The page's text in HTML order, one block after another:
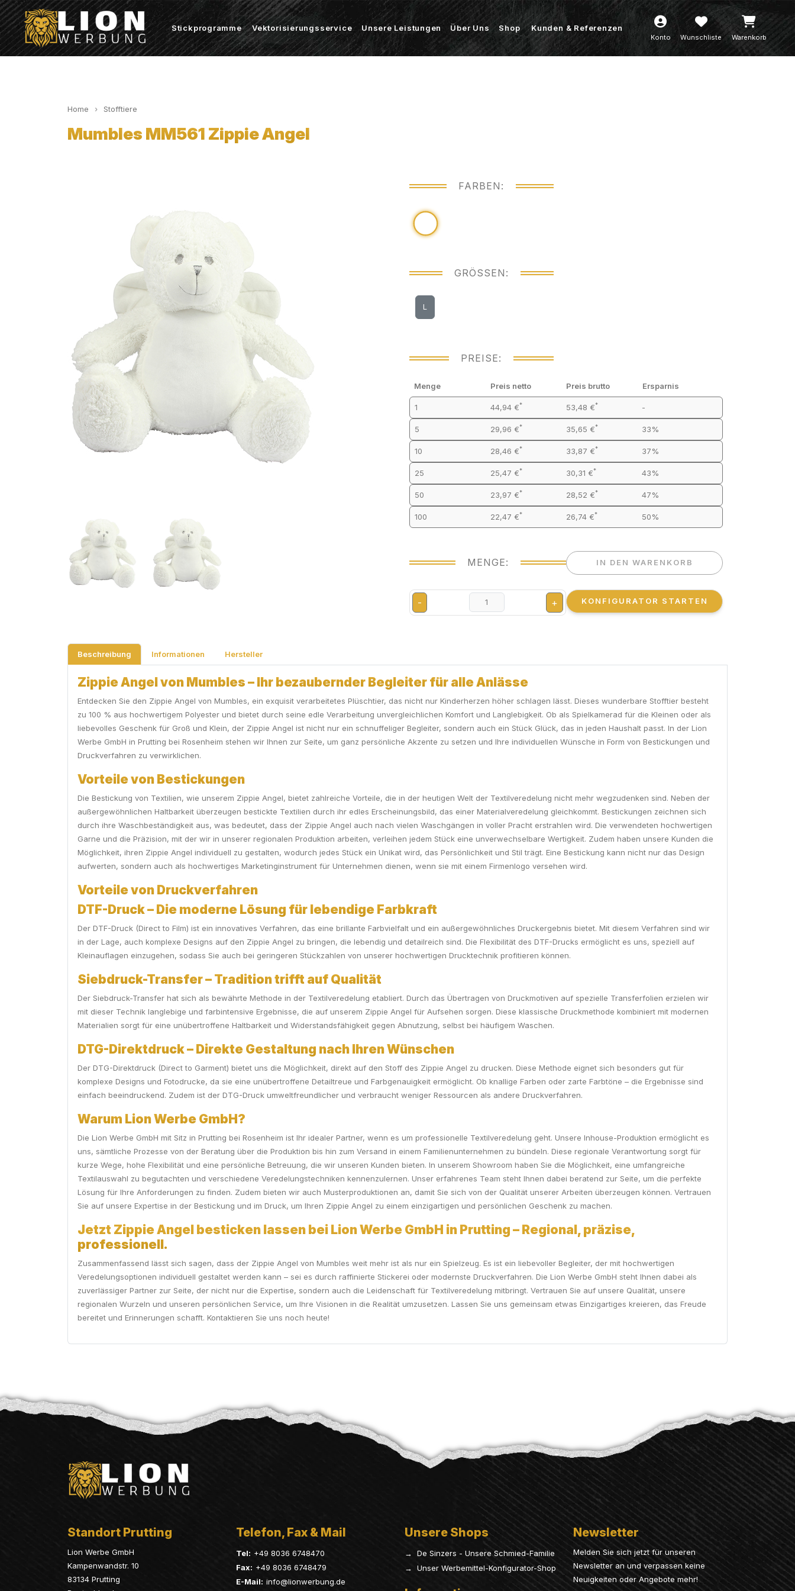
Stickprogramme Vektorisierungsservice Unsere Leistungen Über Uns Shop Kunden & Referenzen
Konto Wunschliste Warenkorb
Home Stofftiere
Mumbles MM561 Zippie Angel
FARBEN:
GRÖSSEN:
L
PREISE:
Menge Preis netto Preis brutto Ersparnis
1 44,94 €* 53,48 €* -
5 29,96 €* 35,65 €* 33%
10 28,46 €* 33,87 €* 37%
25 25,47 €* 30,31 €* 43%
50 23,97 €* 28,52 €* 47%
100 22,47 €* 26,74 €* 50%
MENGE:
- +
IN DEN WARENKORB
KONFIGURATOR STARTEN
Beschreibung Informationen Hersteller
Zippie Angel von Mumbles – Ihr bezaubernder Begleiter für alle Anlässe
Entdecken Sie den Zippie Angel von Mumbles, ein exquisit verarbeitetes Plüschtier, das nicht nur Kinderherzen höher schlagen lässt. Dieses wunderbare Stofftier besteht
zu 100 % aus hochwertigem Polyester und bietet durch seine edle Verarbeitung unvergleichlichen Komfort und Langlebigkeit. Ob als Spielkamerad für die Kleinen oder als
liebevolles Geschenk für Groß und Klein, der Zippie Angel ist nicht nur ein schnuffeliger Begleiter, sondern auch ein Stück Glück, das in jeden Haushalt passt. In der Lion
Werbe GmbH in Prutting bei Rosenheim stehen wir Ihnen zur Seite, um ganz persönliche Akzente zu setzen und Ihre individuellen Wünsche in Form von Bestickungen und
Druckverfahren zu verwirklichen.
Vorteile von Bestickungen
Die Bestickung von Textilien, wie unserem Zippie Angel, bietet zahlreiche Vorteile, die in der heutigen Welt der Textilveredelung nicht mehr wegzudenken sind. Neben der
außergewöhnlichen Haltbarkeit überzeugen bestickte Textilien durch ihr edles Erscheinungsbild, das einer Materialveredelung gleichkommt. Bestickungen zeichnen sich
durch ihre Waschbeständigkeit aus, was bedeutet, dass der Zippie Angel auch nach vielen Waschgängen in voller Pracht erstrahlen wird. Die verwendeten hochwertigen
Garne und die Präzision, mit der wir in unserer regionalen Produktion arbeiten, verleihen jedem Stück eine unverwechselbare Wertigkeit. Zudem haben unsere Kunden die
Möglichkeit, ihren Zippie Angel individuell zu gestalten, wodurch jedes Stück ein Unikat wird, das Persönlichkeit und Stil trägt. Eine Bestickung kann nicht nur das Design
aufwerten, sondern auch als hochwertiges Marketinginstrument für Unternehmen dienen, wenn sie mit einem Firmenlogo versehen wird.
Vorteile von Druckverfahren
DTF-Druck – Die moderne Lösung für lebendige Farbkraft
Der DTF-Druck (Direct to Film) ist ein innovatives Verfahren, das eine brillante Farbvielfalt und ein außergewöhnliches Druckergebnis bietet. Mit diesem Verfahren sind wir
in der Lage, auch komplexe Designs auf den Zippie Angel zu bringen, die lebendig und detailreich sind. Die Flexibilität des DTF-Drucks ermöglicht es uns, speziell auf
Kleinauflagen einzugehen, sodass Sie auch bei geringeren Stückzahlen von unserer hochwertigen Drucktechnik profitieren können.
Siebdruck-Transfer – Tradition trifft auf Qualität
Der Siebdruck-Transfer hat sich als bewährte Methode in der Textilveredelung etabliert. Durch das Übertragen von Druckmotiven auf spezielle Transferfolien erzielen wir
mit dieser Technik langlebige und farbintensive Ergebnisse, die auf unserem Zippie Angel für Aufsehen sorgen. Diese klassische Druckmethode kombiniert mit modernen
Materialien sorgt für eine unübertroffene Haltbarkeit und Widerstandsfähigkeit gegen Abnutzung, selbst bei häufigem Waschen.
DTG-Direktdruck – Direkte Gestaltung nach Ihren Wünschen
Der DTG-Direktdruck (Direct to Garment) bietet uns die Möglichkeit, direkt auf den Stoff des Zippie Angel zu drucken. Diese Methode eignet sich besonders gut für
komplexe Designs und Fotodrucke, da sie eine unübertroffene Detailtreue und Farbgenauigkeit ermöglicht. Ob knallige Farben oder zarte Farbtöne – die Ergebnisse sind
einfach beeindruckend. Zudem ist der DTG-Druck umweltfreundlicher und verbraucht weniger Ressourcen als andere Druckverfahren.
Warum Lion Werbe GmbH?
Die Lion Werbe GmbH mit Sitz in Prutting bei Rosenheim ist Ihr idealer Partner, wenn es um professionelle Textilveredelung geht. Unsere Inhouse-Produktion ermöglicht es
uns, sämtliche Prozesse von der Beratung über die Produktion bis hin zum Versand in einem Familienunternehmen zu bündeln. Diese regionale Verantwortung sorgt für
kurze Wege, hohe Flexibilität und eine persönliche Betreuung, die wir unseren Kunden bieten. In unserem Showroom haben Sie die Möglichkeit, eine umfangreiche
Textilauswahl zu begutachten und verschiedene Veredelungstechniken kennenzulernen. Unser erfahrenes Team steht Ihnen dabei beratend zur Seite, um die perfekte
Lösung für Ihre Anforderungen zu finden. Zudem bieten wir auch Musterproduktionen an, damit Sie sich von der Qualität unserer Arbeiten überzeugen können. Vertrauen
Sie auf unsere Expertise in der Bestickung und im Druck, um Ihren Zippie Angel zu einem einzigartigen und persönlichen Geschenk zu machen.
Jetzt Zippie Angel besticken lassen bei Lion Werbe GmbH in Prutting – Regional, präzise,
professionell.
Zusammenfassend lässt sich sagen, dass der Zippie Angel von Mumbles weit mehr ist als nur ein Spielzeug. Es ist ein liebevoller Begleiter, der mit hochwertigen
Veredelungsoptionen individuell gestaltet werden kann – sei es durch raffinierte Stickerei oder modernste Druckverfahren. Die Lion Werbe GmbH steht Ihnen dabei als
zuverlässiger Partner zur Seite, der nicht nur die Expertise, sondern auch die Leidenschaft für Textilveredelung mitbringt. Vertrauen Sie auf unsere Qualität, unsere
regionalen Wurzeln und unseren persönlichen Service, um Ihre Visionen in die Realität umzusetzen. Lassen Sie uns gemeinsam etwas Einzigartiges kreieren, das Freude
bereitet und Erinnerungen schafft. Kontaktieren Sie uns noch heute!
Standort Prutting
Lion Werbe GmbH
Kampenwandstr. 10
83134 Prutting
Telefon, Fax & Mail
Tel: +49 8036 6748470
Fax: +49 8036 6748479
E-Mail: info@lionwerbung.de
Unsere Shops
→ De Sinzers - Unsere Schmied-Familie
→ Unser Werbemittel-Konfigurator-Shop
Newsletter
Melden Sie sich jetzt für unseren
Newsletter an und verpassen keine
Neuigkeiten oder Angebote mehr!